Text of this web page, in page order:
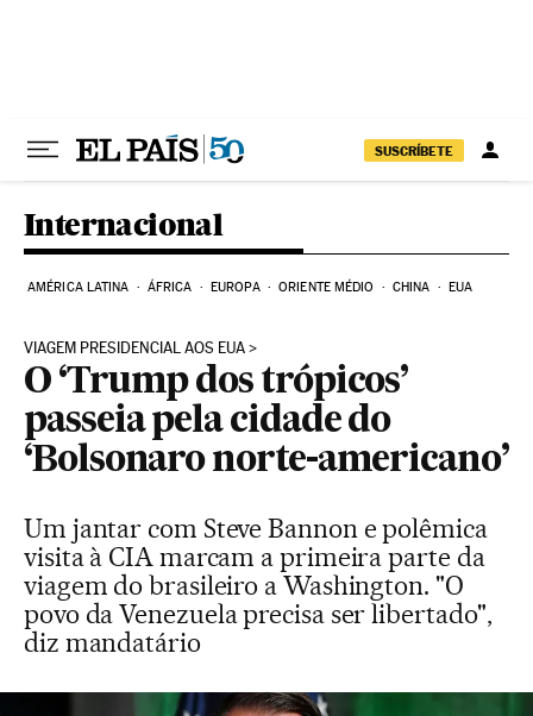
SUSCRÍBETE
Internacional
AMÉRICA LATINA ÁFRICA EUROPA ORIENTE MÉDIO CHINA EUA
VIAGEM PRESIDENCIAL AOS EUA
O ‘Trump dos trópicos’
passeia pela cidade do
‘Bolsonaro norte-americano’
Um jantar com Steve Bannon e polêmica
visita à CIA marcam a primeira parte da
viagem do brasileiro a Washington. "O
povo da Venezuela precisa ser libertado",
diz mandatário